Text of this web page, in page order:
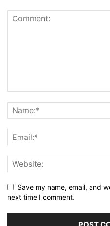
Save my name, email, and
next time I comment.